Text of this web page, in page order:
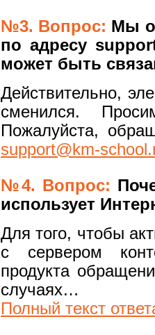
№3. Вопрос: Мы
по адресу
может быть
Действительно,
сменился.
Пожалуйста,
support@km-
№4. Вопрос:
использует
Для того, чтобы
с сервером
продукта
случаях…
Полный текст